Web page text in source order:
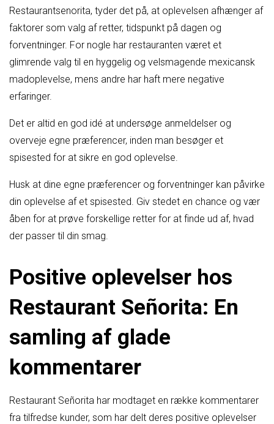
Restaurantsenorita, tyder det på, at oplevelsen afhænger af
faktorer som valg af retter, tidspunkt på dagen og
forventninger. For nogle har restauranten været et
glimrende valg til en hyggelig og velsmagende mexicansk
madoplevelse, mens andre har haft mere negative
erfaringer.
Det er altid en god idé at undersøge anmeldelser og
overveje egne præferencer, inden man besøger et
spisested for at sikre en god oplevelse.
Husk at dine egne præferencer og forventninger kan påvirke
din oplevelse af et spisested. Giv stedet en chance og vær
åben for at prøve forskellige retter for at finde ud af, hvad
der passer til din smag.
Positive oplevelser hos
Restaurant Señorita: En
samling af glade
kommentarer
Restaurant Señorita har modtaget en række kommentarer
fra tilfredse kunder, som har delt deres positive oplevelser